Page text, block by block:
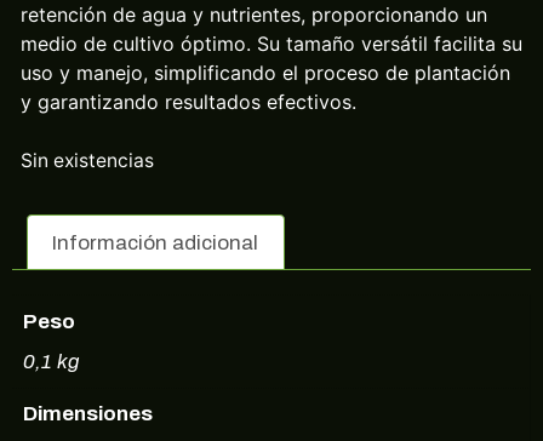
retención de agua y nutrientes, proporcionando un
medio de cultivo óptimo. Su tamaño versátil facilita su
uso y manejo, simplificando el proceso de plantación
y garantizando resultados efectivos.
Sin existencias
Información adicional
Peso
0,1 kg
Dimensiones